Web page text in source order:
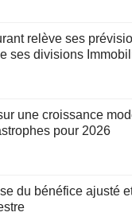
relève ses
ses divisions
une croissance
pour 2026
du bénéfice ajusté